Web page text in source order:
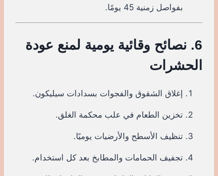
بفواصل زمنية 45 يومًا.
6. نصائح وقائية يومية لمنع عودة
الحشرات
إغلاق الشقوق والفجوات بسدادات سيليكون.
تخزين الطعام في علب محكمة الغلق.
تنظيف الأسطح والأرضيات يوميًا.
تجفيف الحمامات والمطابخ بعد كل استخدام.